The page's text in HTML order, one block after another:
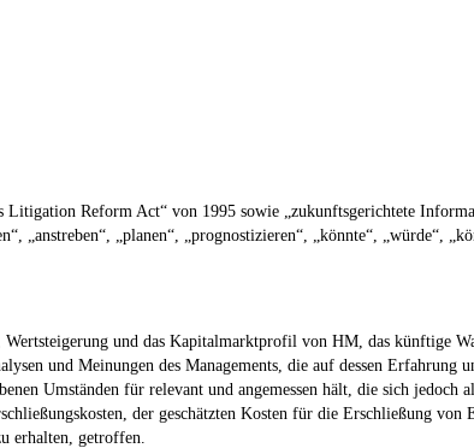
Litigation Reform Act“ von 1995 sowie „zukunftsgerichtete
„anstreben“, „planen“, „prognostizieren“, „könnte“, „würde“,
und das Kapitalmarktprofil von HM, das künftige
und Meinungen des Managements, die auf dessen Erfahrung
Umständen für relevant und angemessen hält, die sich jedoch
der geschätzten Kosten für die Erschließung von
erhalten, getroffen.